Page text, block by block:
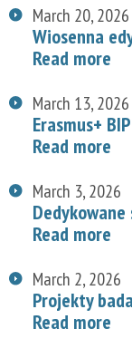
March 20, 2026
Wiosenna
Read more
March 13, 2026
Erasmus+
Read more
March 3, 2026
Read more
March 2, 2026
Projekty
Read more